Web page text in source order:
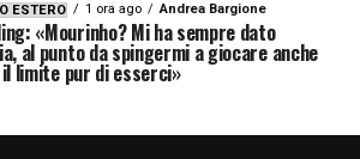
ESTERO 1 ora ago Andrea Bargione
«Mourinho? Mi ha sempre dato
al punto da spingermi a giocare anche
limite pur di esserci»